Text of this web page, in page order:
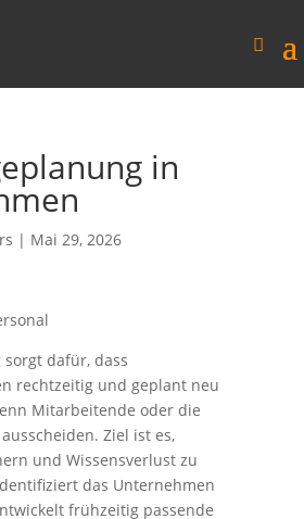
in
| Mai 29, 2026
dafür, dass
rechtzeitig und geplant neu
Mitarbeitende oder die
Ziel ist es,
und Wissensverlust zu
das Unternehmen
frühzeitig passende